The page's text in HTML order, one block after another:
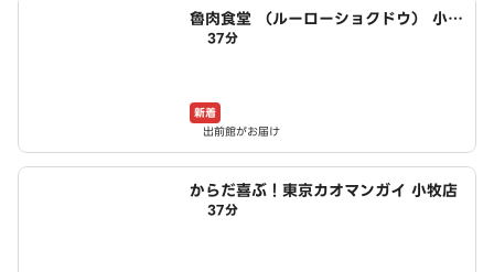
魯肉食堂 （ルーローショクドウ） 小牧
37分
新着
出前館がお届け
からだ喜ぶ！東京カオマンガイ 小牧店
37分